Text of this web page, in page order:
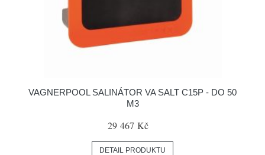
VAGNERPOOL SALINÁTOR VA SALT C15P - DO 50
M3
29 467 Kč
DETAIL PRODUKTU